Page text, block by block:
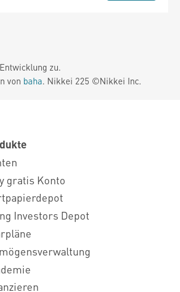
zu.
von baha. Nikkei 225 ©Nikkei Inc.
gratis Konto
Investors Depot